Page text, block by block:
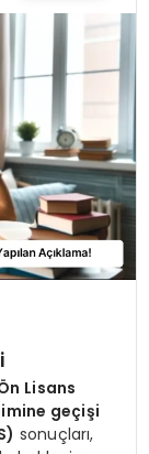
Lisans
geçişi
sonuçları,